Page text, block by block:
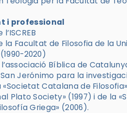
i professional
la Facultat de Filosofia de la
2020)
Bí­blica de
Jerónimo para la
«Societat Catalana de
Plato Society» (1997) i de la
Griega» (2006).